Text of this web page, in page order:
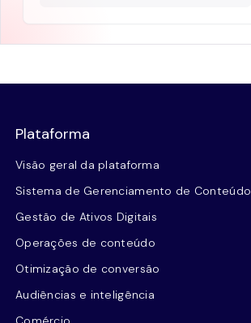
Plataforma
Visão geral da plataforma
Sistema de Gerenciamento de Conteúdo
Gestão de Ativos Digitais
Operações de conteúdo
Otimização de conversão
Audiências e inteligência